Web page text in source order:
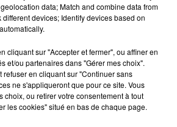
le trafic sera encore
28 mars chez Divia.
à 8h59 par la rédaction
data; Match and combine data from
devices; Identify devices based on
cliquant sur "Accepter et fermer", ou affiner en
et/ou partenaires dans "Gérer mes choix".
refuser en cliquant sur "Continuer sans
ne s'appliqueront que pour ce site. Vous
choix, ou retirer votre consentement à tout
les cookies" situé en bas de chaque page.